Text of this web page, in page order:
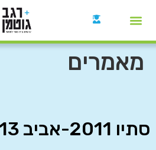
מאמרים
סתיו 2011-אביב 2013